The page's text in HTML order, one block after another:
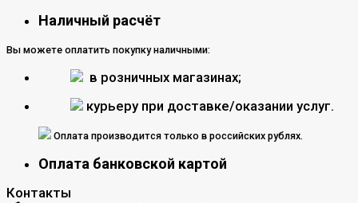
Наличный расчёт
Вы можете оплатить покупку наличными:
в розничных магазинах;
курьеру при доставке/оказании услуг.
Оплата производится только в российских рублях.
Оплата банковской картой
Контакты